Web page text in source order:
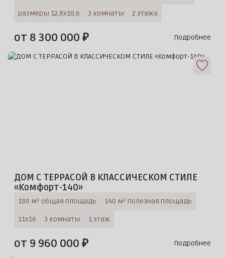
размеры 12,8х10,6 3 комнаты 2 этажа
от 8 300 000 ₽ Подробнее
ДОМ С ТЕРРАСОЙ В КЛАССИЧЕСКОМ СТИЛЕ
«Комфорт-140»
180 м² общая площадь 140 м² полезная площадь
11х16 3 комнаты 1 этаж
от 9 960 000 ₽ Подробнее